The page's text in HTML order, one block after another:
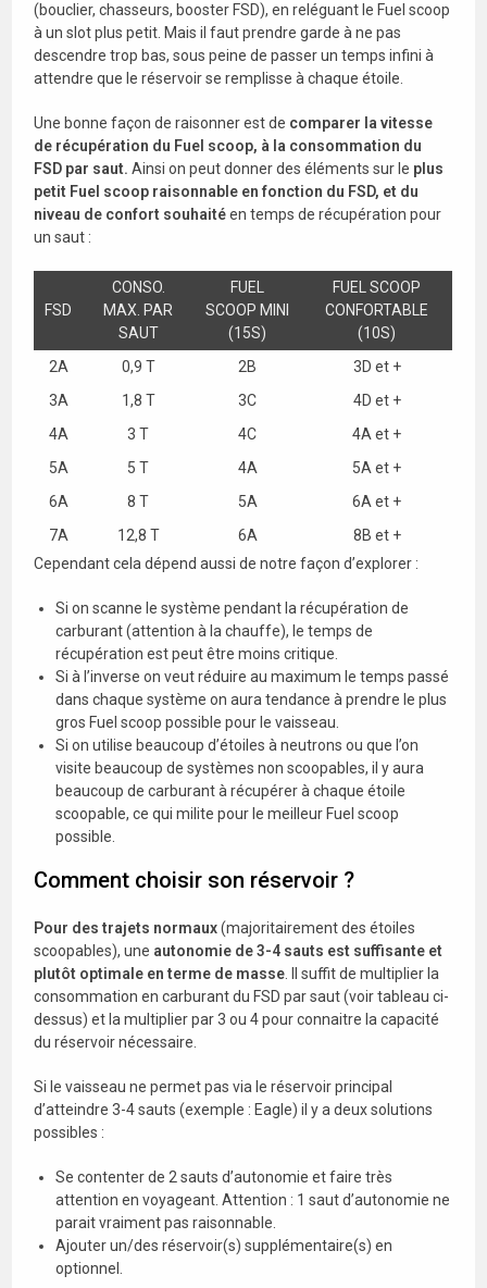
(bouclier, chasseurs, booster FSD), en reléguant le Fuel scoop
à un slot plus petit. Mais il faut prendre garde à ne pas
descendre trop bas, sous peine de passer un temps infini à
attendre que le réservoir se remplisse à chaque étoile.
Une bonne façon de raisonner est de comparer la vitesse
de récupération du Fuel scoop, à la consommation du
FSD par saut.Ainsi on peut donner des éléments sur le plus
petit Fuel scoop raisonnable en fonction du FSD, et du
niveau de confort souhaitéen temps de récupération pour
un saut :
FSD
CONSO.
MAX. PAR
SAUT
FUEL
SCOOP MINI
(15S)
FUEL SCOOP
CONFORTABLE
(10S)
2A
0,9 T 2B
3D et +
3A
1,8 T 3C
4D et +
4A
3 T 4C
4A et +
5A
5 T 4A
5A et +
6A
8 T 5A
6A et +
7A
12,8 T 6A
8B et +
Cependant cela dépend aussi de notre façon d’explorer :
Si on scanne le système pendant la récupération de
carburant (attention à la chauffe), le temps de
récupération est peut être moins critique.
Si à l’inverse on veut réduire au maximum le temps passé
dans chaque système on aura tendance à prendre le plus
gros Fuel scoop possible pour le vaisseau.
Si on utilise beaucoup d’étoiles à neutrons ou que l’on
visite beaucoup de systèmes non scoopables, il y aura
beaucoup de carburant à récupérer à chaque étoile
scoopable, ce qui milite pour le meilleur Fuel scoop
possible.
Comment choisir son réservoir ?
Pour des trajets normaux(majoritairement des étoiles
scoopables), une autonomie de 3-4 sauts est suffisante et
plutôt optimale en terme de masse . Il suffit de multiplier la
consommation en carburant du FSD par saut (voir tableau ci-
dessus) et la multiplier par 3 ou 4 pour connaitre la capacité
du réservoir nécessaire.
Si le vaisseau ne permet pas via le réservoir principal
d’atteindre 3-4 sauts (exemple : Eagle) il y a deux solutions
possibles :
Se contenter de 2 sauts d’autonomie et faire très
attention en voyageant. Attention : 1 saut d’autonomie ne
parait vraiment pas raisonnable.
Ajouter un/des réservoir(s) supplémentaire(s) en
optionnel.